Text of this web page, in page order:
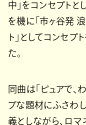
中」をコンセプト
を機に「市ヶ谷発
ト」としてコンセプ
た。
同曲は「ピュアで、
プな題材にふさわ
義としながら、ロ